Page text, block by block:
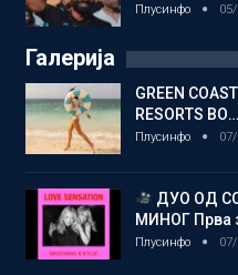
Плусинфо
Галерија
GREEN
RESORTS ВО…
Плусинфо
ДУО ОД
МИНОГ Прва
Плусинфо